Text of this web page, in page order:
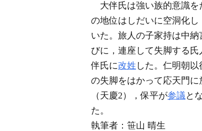
大伴氏は強い族的意識を
の地位はしだいに空洞化
いた。旅人の子家持は中納
びに，連座して失脚する
伴氏に改姓 した。仁明朝以
の失脚をはかって応天門
（天慶2），保平が参議と
た。
執筆者： 笹山 晴生